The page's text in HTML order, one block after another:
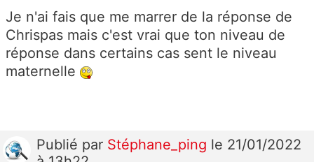
Je n'ai fais que me marrer de la réponse de
Chrispas mais c'est vrai que ton niveau de
réponse dans certains cas sent le niveau
maternelle
Publié par Stéphane_ping le 21/01/2022